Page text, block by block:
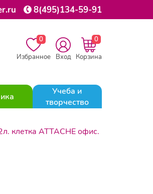
8(495)134-59-91
0
Избранное
Вход
0
Корзина
Учеба и
творчество
клетка ATTACHE офис.